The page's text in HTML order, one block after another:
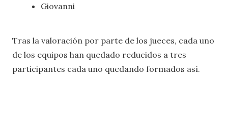
Giovanni
Tras la valoración por parte de los jueces, cada uno
de los equipos han quedado reducidos a tres
participantes cada uno quedando formados así.